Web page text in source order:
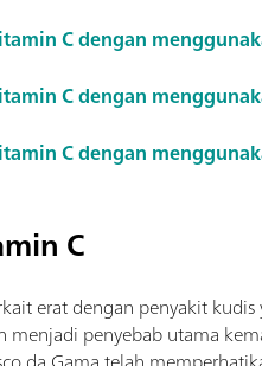
C dengan
C dengan
C dengan
C
erat dengan penyakit kudis
menjadi penyebab utama